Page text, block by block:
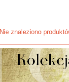
Nie znaleziono